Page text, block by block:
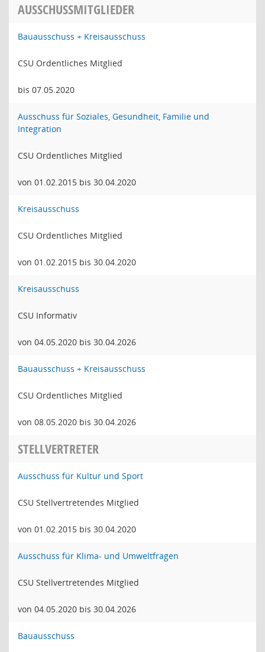
AUSSCHUSSMITGLIEDER
Bauausschuss + Kreisausschuss
CSU Ordentliches Mitglied
bis 07.05.2020
Ausschuss für Soziales, Gesundheit, Familie und
Integration
CSU Ordentliches Mitglied
von 01.02.2015 bis 30.04.2020
Kreisausschuss
CSU Ordentliches Mitglied
von 01.02.2015 bis 30.04.2020
Kreisausschuss
CSU Informativ
von 04.05.2020 bis 30.04.2026
Bauausschuss + Kreisausschuss
CSU Ordentliches Mitglied
von 08.05.2020 bis 30.04.2026
STELLVERTRETER
Ausschuss für Kultur und Sport
CSU Stellvertretendes Mitglied
von 01.02.2015 bis 30.04.2020
Ausschuss für Klima- und Umweltfragen
CSU Stellvertretendes Mitglied
von 04.05.2020 bis 30.04.2026
Bauausschuss